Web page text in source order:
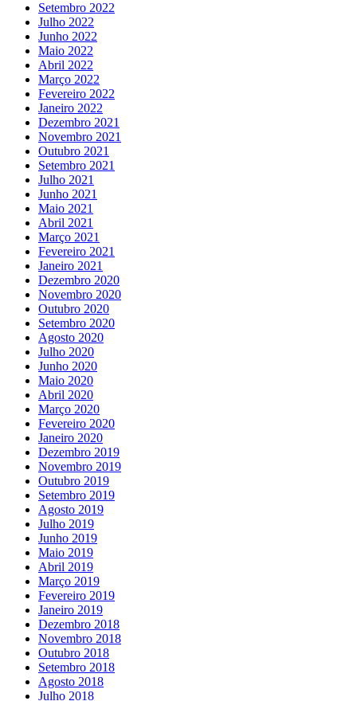
Setembro 2022
Julho 2022
Junho 2022
Maio 2022
Abril 2022
Março 2022
Fevereiro 2022
Janeiro 2022
Dezembro 2021
Novembro 2021
Outubro 2021
Setembro 2021
Julho 2021
Junho 2021
Maio 2021
Abril 2021
Março 2021
Fevereiro 2021
Janeiro 2021
Dezembro 2020
Novembro 2020
Outubro 2020
Setembro 2020
Agosto 2020
Julho 2020
Junho 2020
Maio 2020
Abril 2020
Março 2020
Fevereiro 2020
Janeiro 2020
Dezembro 2019
Novembro 2019
Outubro 2019
Setembro 2019
Agosto 2019
Julho 2019
Junho 2019
Maio 2019
Abril 2019
Março 2019
Fevereiro 2019
Janeiro 2019
Dezembro 2018
Novembro 2018
Outubro 2018
Setembro 2018
Agosto 2018
Julho 2018